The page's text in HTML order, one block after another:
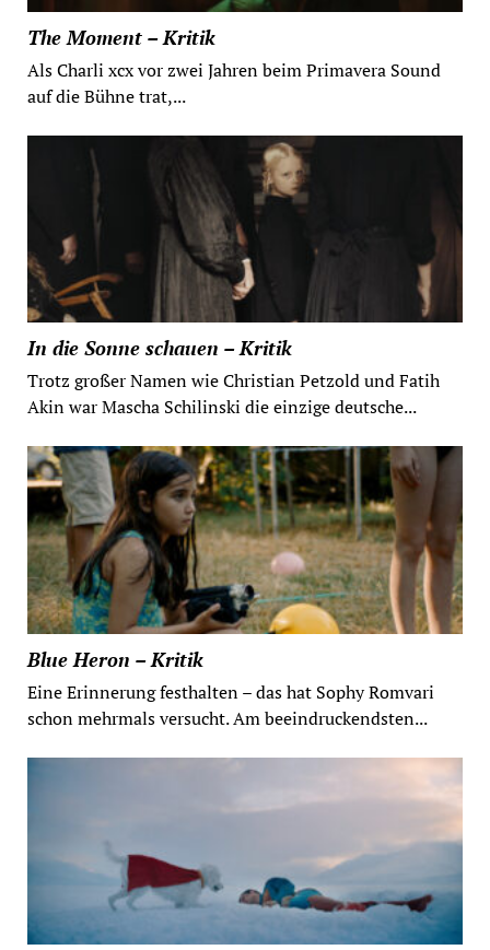
The Moment – Kritik
Als Charli xcx vor zwei Jahren beim Primavera Sound
auf die Bühne trat,...
In die Sonne schauen – Kritik
Trotz großer Namen wie Christian Petzold und Fatih
Akin war Mascha Schilinski die einzige deutsche...
Blue Heron – Kritik
Eine Erinnerung festhalten – das hat Sophy Romvari
schon mehrmals versucht. Am beeindruckendsten...